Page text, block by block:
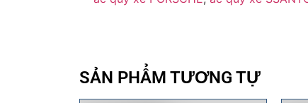
SẢN PHẨM TƯƠNG TỰ